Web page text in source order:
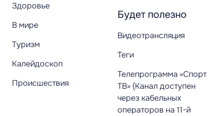
Здоровье
В мире
Туризм
Калейдоскоп
Происшествия
Будет полезно
Видеотрансляция
Теги
Телепрограмма «Спорт
ТВ» (Канал доступен
через кабельных
операторов на 11-й